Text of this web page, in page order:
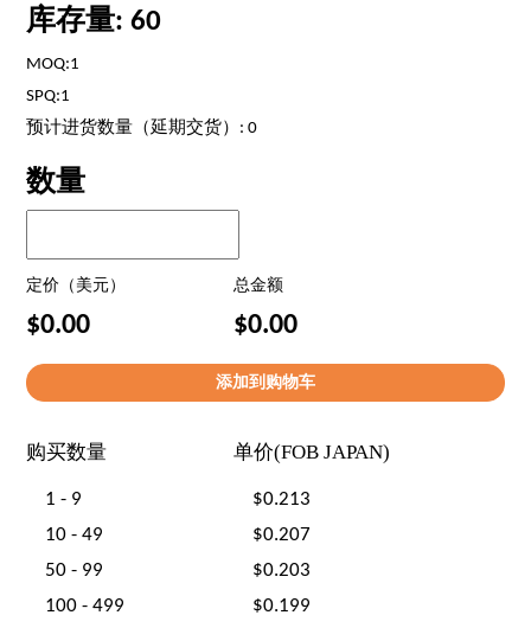
库存量: 60
MOQ:1
SPQ:1
预计进货数量（延期交货）: 0
数量
定价（美元） 总金额
$0.00 $0.00
购买数量 单价(FOB JAPAN)
1 - 9
$0.213
10 - 49
$0.207
50 - 99
$0.203
100 - 499
$0.199